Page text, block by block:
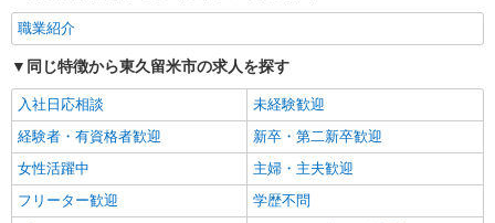
職業紹介
同じ特徴から東久留米市の求人を探す
入社日応相談
未経験歓迎
経験者・有資格者歓迎
新卒・第二新卒歓迎
女性活躍中
主婦・主夫歓迎
フリーター歓迎
学歴不問